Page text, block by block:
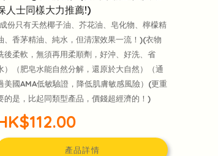
人士同樣大力推薦!)
份只有天然椰子油、芥花油、皂化物、檸檬精
、香茅精油、純水，但清潔效果一流！)(衣物
後柔軟，無須再用柔順劑，好沖、好洗、省
）（肥皂水能自然分解，還原於大自然）（通
美國AMA低敏驗證，降低肌膚敏感風險）(更重
的是，比起同類型產品，價錢超經濟的！)
產品詳情